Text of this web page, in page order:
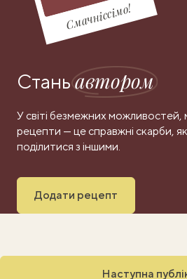
Смачніссімо!
Станьавтором
У світі безмежних можливостей,
рецепти — це справжні скарби,
поділитися з іншими.
Додати рецепт
Наступна